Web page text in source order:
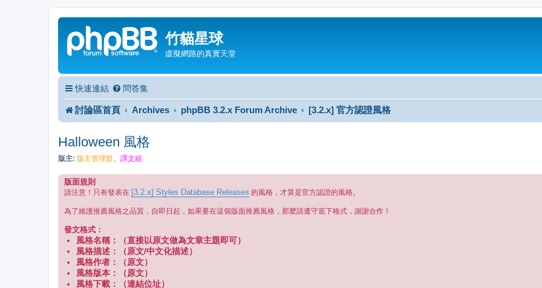
竹貓星球
虛擬網路的真實天堂
快速連結 問答集
討論區首頁 Archives phpBB 3.2.x Forum Archive [3.2.x] 官方認證風格
Halloween 風格
版主: 版主管理群 譯文組
版面規則
請注意！只有發表在 [3.2.x] Styles Database Releases 的風格，才算是官方認證的風格。
為了維護推薦風格之品質，自即日起，如果要在這個版面推薦風格，那麼請遵守底下格式，謝謝合作！
發文格式：
風格名稱：（直接以原文做為文章主題即可）
風格描述：（原文/中文化描述）
風格作者：（原文）
風格版本：（原文）
風格下載：（連結位址）